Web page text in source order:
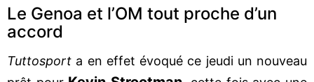
Le Genoa et l’OM tout proche d’un
accord
Tuttosport a en effet évoqué ce jeudi un nouveau